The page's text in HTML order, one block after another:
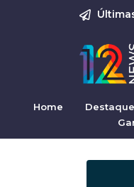
Home